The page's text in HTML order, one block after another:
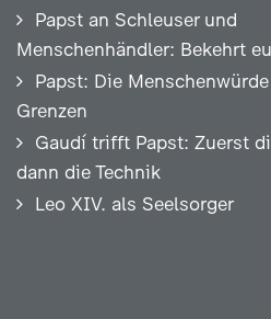
Papst an Schleuser und
Menschenhändler: Bekehrt
Papst: Die
Grenzen
Gaudí trifft Papst: Zuerst
dann die Technik
Leo XIV. als Seelsorger